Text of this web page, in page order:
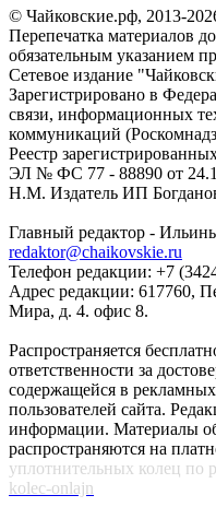
© Чайковские.рф, 2013-
Перепечатка материалов
обязательным указанием
Сетевое издание
Зарегистрировано в
связи, информационных
коммуникаций
Реестр
ЭЛ № ФС 77 - 88890 от
Н.М. Издатель ИП
Главный редактор -
redaktor@chaikovskie.ru
Телефон редакции: +7
Адрес редакции: 617760,
Мира, д. 4. офис 8.
Распространяется
ответственности за
содержащейся в
пользователей сайта.
информации. Материалы
распространяются на
уплотнительных колец по
kolec-onlajn